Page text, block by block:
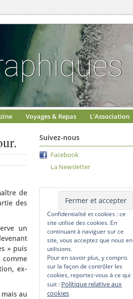
Voyages & Repas L’Association
de
des
un
» puis
ex-
au
Suivez-nous
Facebook
La Newsletter
Confidentialité et cookies : ce
site utilise des cookies. En
continuant à naviguer sur ce
site, vous acceptez que nous en
utilisions.
Pour en savoir plus, y compris
sur la façon de contrôler les
cookies, reportez-vous à ce qui
suit : Politique relative aux
cookies